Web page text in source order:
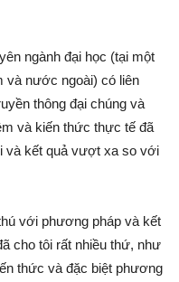
ngành đại học (tại một
và nước ngoài) có liên
thông đại chúng và
và kiến thức thực tế đã
và kết quả vượt xa so với
với phương pháp và kết
cho tôi rất nhiều thứ, như
thức và đặc biệt phương